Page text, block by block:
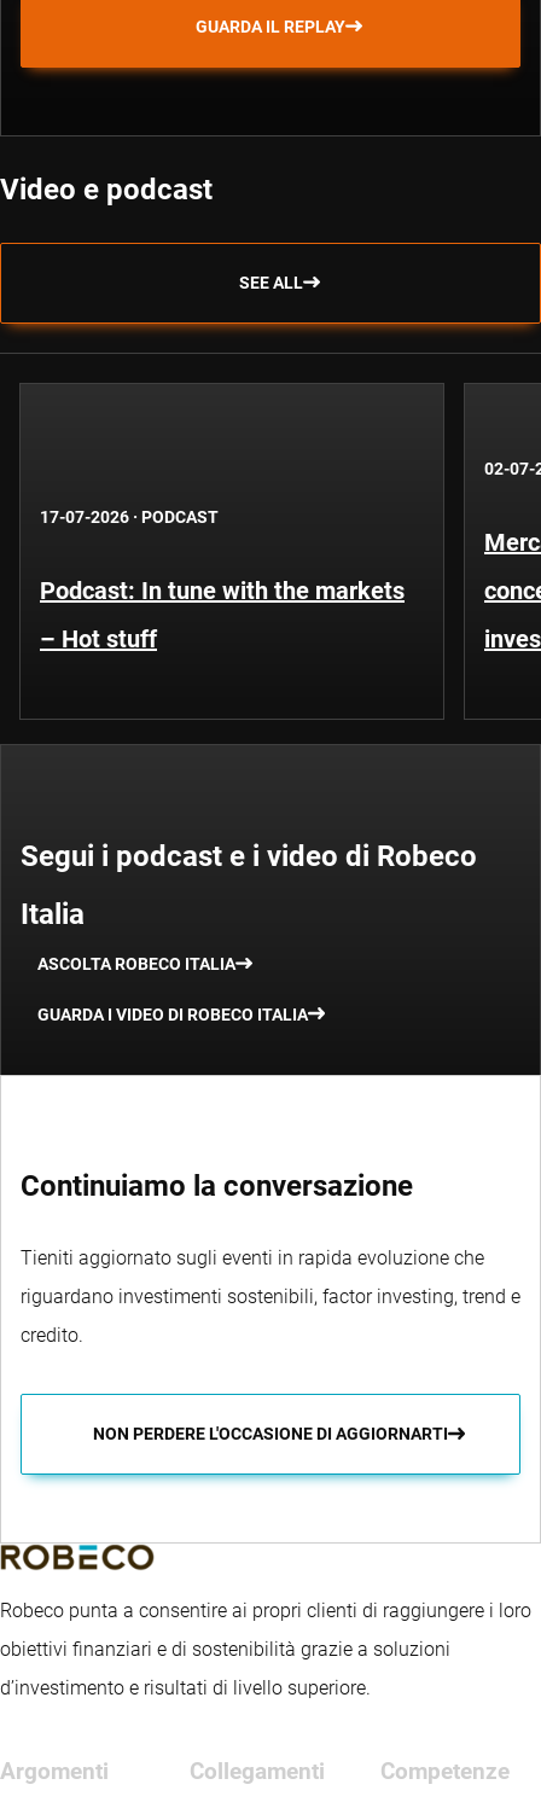
GUARDA IL REPLAY
Video e podcast
SEE ALL
17-07-2026 · PODCAST
Podcast: In tune with the markets
– Hot stuff
02-07-
Segui i podcast e i video di Robeco
Italia
ASCOLTA ROBECO ITALIA
GUARDA I VIDEO DI ROBECO ITALIA
Continuiamo la conversazione
Tieniti aggiornato sugli eventi in rapida evoluzione che
riguardano investimenti sostenibili, factor investing, trend e
credito.
NON PERDERE L'OCCASIONE DI AGGIORNARTI
Robeco punta a consentire ai propri clienti di raggiungere i loro
obiettivi finanziari e di sostenibilità grazie a soluzioni
d’investimento e risultati di livello superiore.
Argomenti
Collegamenti
Competenze